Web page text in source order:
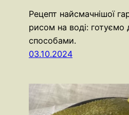
Рецепт найсмачнішої
рисом на воді: готуємо
способами.
03.10.2024